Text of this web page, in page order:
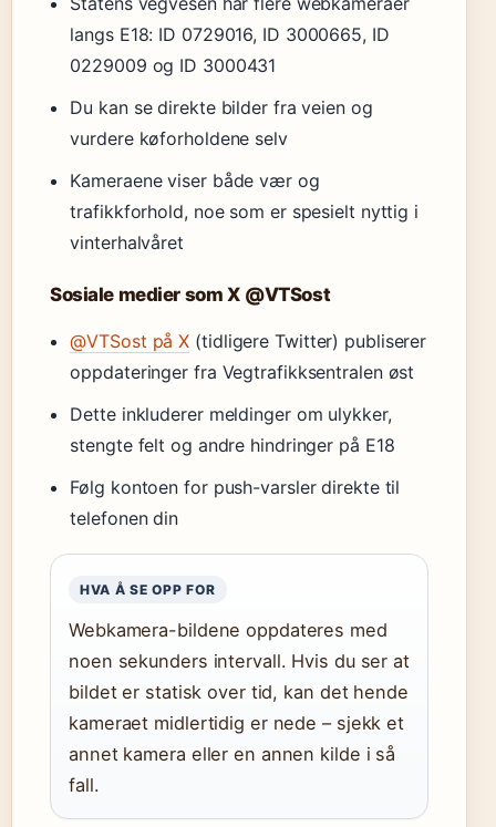
langs E18: ID 0729016, ID 3000665, ID
0229009 og ID 3000431
Du kan se direkte bilder fra veien og
vurdere køforholdene selv
Kameraene viser både vær og
trafikkforhold, noe som er spesielt nyttig i
vinterhalvåret
Sosiale medier som X @VTSost
@VTSost på X (tidligere Twitter) publiserer
oppdateringer fra Vegtrafikksentralen øst
Dette inkluderer meldinger om ulykker,
stengte felt og andre hindringer på E18
Følg kontoen for push-varsler direkte til
telefonen din
HVA Å SE OPP FOR
Webkamera-bildene oppdateres med
noen sekunders intervall. Hvis du ser at
bildet er statisk over tid, kan det hende
kameraet midlertidig er nede – sjekk et
annet kamera eller en annen kilde i så
fall.